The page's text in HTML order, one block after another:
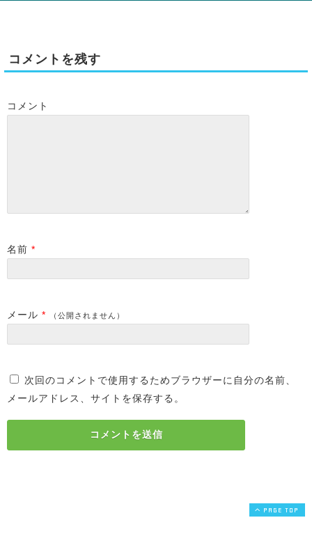
コメントを残す
コメント
名前 *
メール * （公開されません）
次回のコメントで使用するためブラウザーに自分の名前、
メールアドレス、サイトを保存する。
PAGE TOP